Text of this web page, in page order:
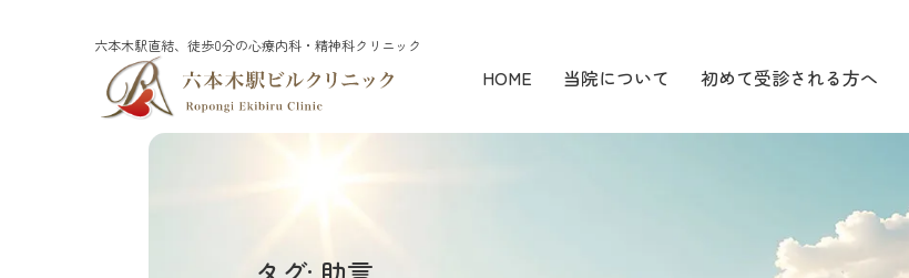
六本木駅直結、徒歩0分の心療内科・精神科クリニック
HOME
当院について 初めて受診される方へ